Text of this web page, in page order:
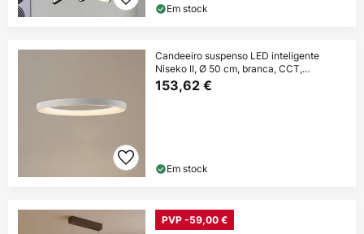
Em stock
Candeeiro suspenso LED inteligente
Niseko II, Ø 50 cm, branca, CCT,
regulável
153,62 €
Em stock
PVP -59,00 €